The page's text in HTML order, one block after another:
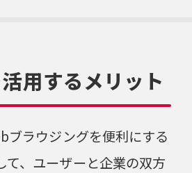
用するメリット
ブラウジングを便利にする
て、ユーザーと企業の双方